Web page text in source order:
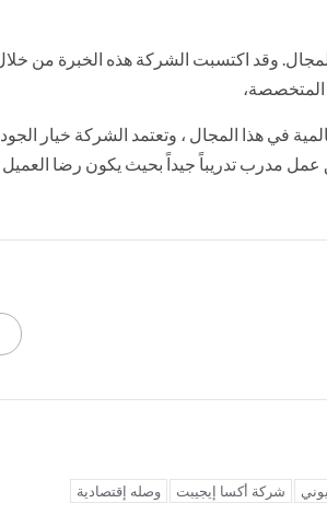
وقد اكتسبت الشركة هذه الخبرة من خلال
المتخصصة،
في هذا المجال ، وتعتمد الشركة خيار
عمل مدرب تدريباً جيداً بحيث يكون رضا العميل
شركة أكسا إيجيبت وصله إقتصادية